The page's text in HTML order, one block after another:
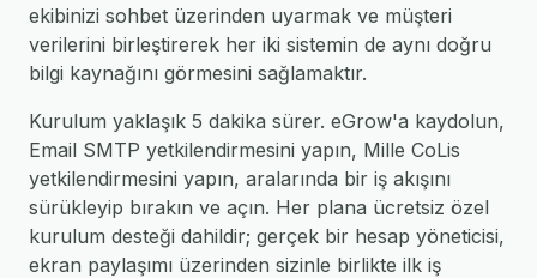
ekibinizi sohbet üzerinden uyarmak ve müşteri
verilerini birleştirerek her iki sistemin de aynı doğru
bilgi kaynağını görmesini sağlamaktır.
Kurulum yaklaşık 5 dakika sürer. eGrow'a kaydolun,
Email SMTP yetkilendirmesini yapın, Mille CoLis
yetkilendirmesini yapın, aralarında bir iş akışını
sürükleyip bırakın ve açın. Her plana ücretsiz özel
kurulum desteği dahildir; gerçek bir hesap yöneticisi,
ekran paylaşımı üzerinden sizinle birlikte ilk iş